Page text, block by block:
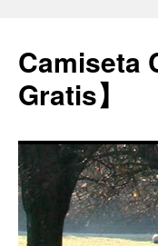
Camiseta
Gratis】